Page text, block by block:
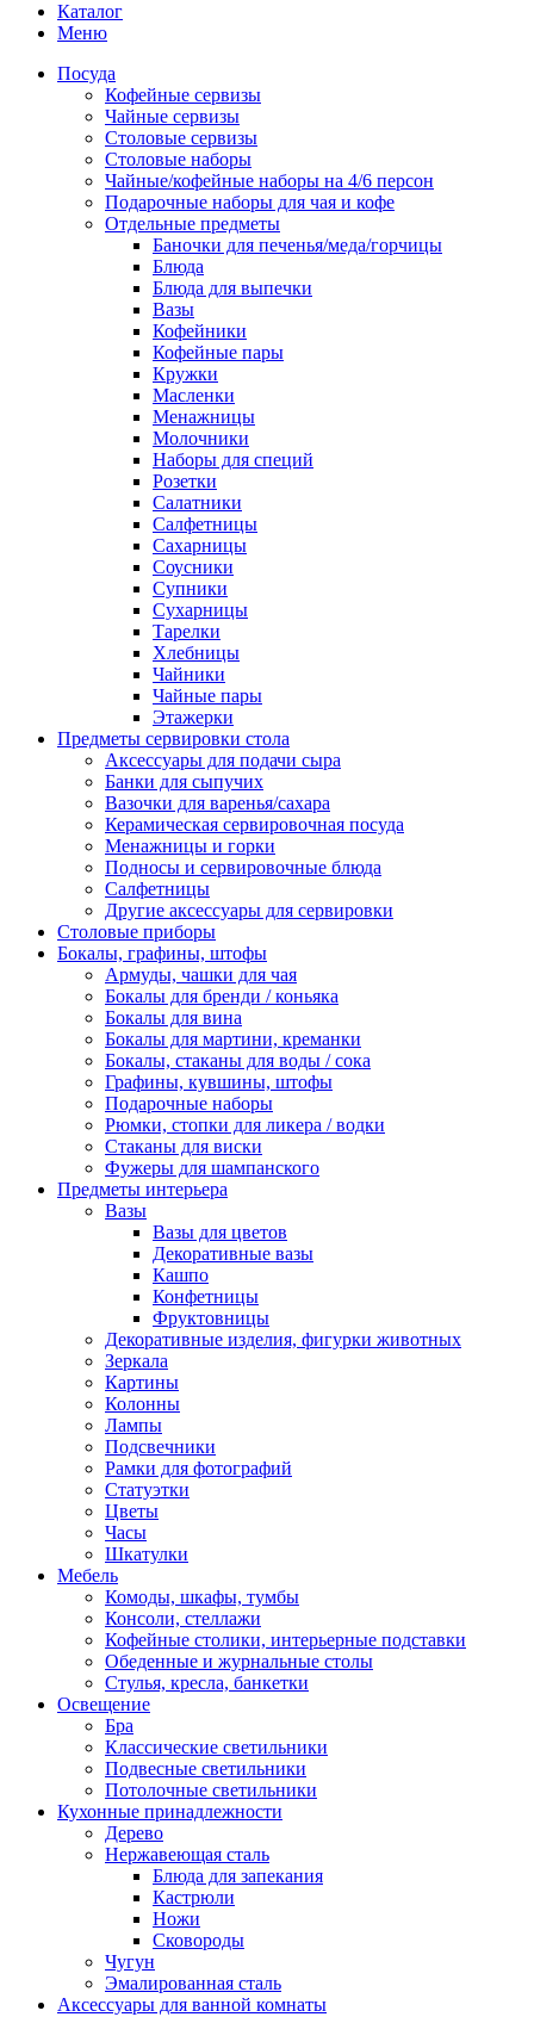
Каталог
Меню
Посуда
Кофейные сервизы
Чайные сервизы
Столовые сервизы
Столовые наборы
Чайные/кофейные наборы на 4/6 персон
Подарочные наборы для чая и кофе
Отдельные предметы
Баночки для печенья/меда/горчицы
Блюда
Блюда для выпечки
Вазы
Кофейники
Кофейные пары
Кружки
Масленки
Менажницы
Молочники
Наборы для специй
Розетки
Салатники
Салфетницы
Сахарницы
Соусники
Супники
Сухарницы
Тарелки
Хлебницы
Чайники
Чайные пары
Этажерки
Предметы сервировки стола
Аксессуары для подачи сыра
Банки для сыпучих
Вазочки для варенья/сахара
Керамическая сервировочная посуда
Менажницы и горки
Подносы и сервировочные блюда
Салфетницы
Другие аксессуары для сервировки
Столовые приборы
Бокалы, графины, штофы
Армуды, чашки для чая
Бокалы для бренди / коньяка
Бокалы для вина
Бокалы для мартини, креманки
Бокалы, стаканы для воды / сока
Графины, кувшины, штофы
Подарочные наборы
Рюмки, стопки для ликера / водки
Стаканы для виски
Фужеры для шампанского
Предметы интерьера
Вазы
Вазы для цветов
Декоративные вазы
Кашпо
Конфетницы
Фруктовницы
Декоративные изделия, фигурки животных
Зеркала
Картины
Колонны
Лампы
Подсвечники
Рамки для фотографий
Статуэтки
Цветы
Часы
Шкатулки
Мебель
Комоды, шкафы, тумбы
Консоли, стеллажи
Кофейные столики, интерьерные подставки
Обеденные и журнальные столы
Стулья, кресла, банкетки
Освещение
Бра
Классические светильники
Подвесные светильники
Потолочные светильники
Кухонные принадлежности
Дерево
Нержавеющая сталь
Блюда для запекания
Кастрюли
Ножи
Сковороды
Чугун
Эмалированная сталь
Аксессуары для ванной комнаты